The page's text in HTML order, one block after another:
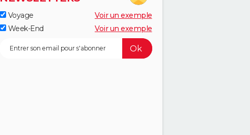
Voyage
Voir un exemple
Week-End
Voir un exemple